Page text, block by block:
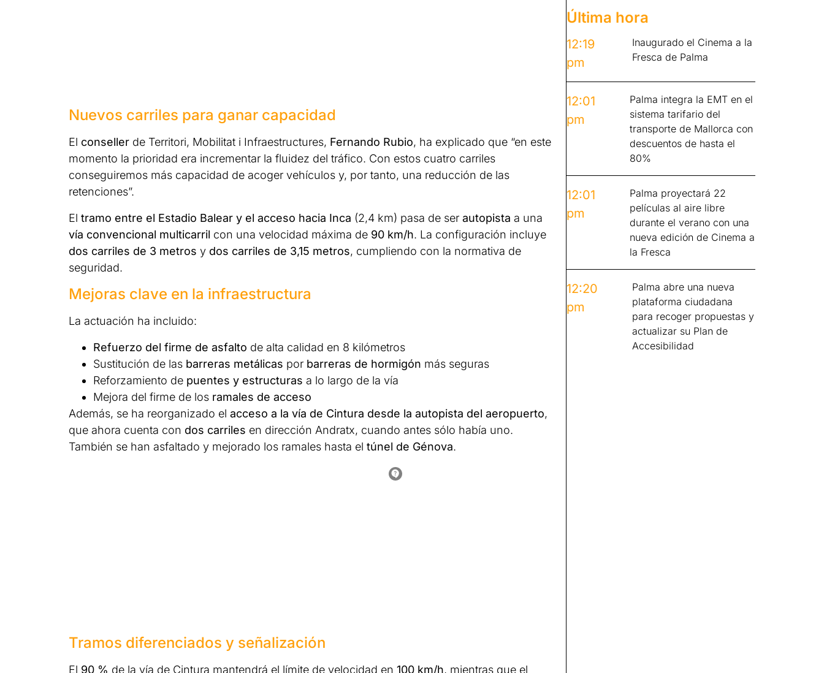
Nuevos carriles para ganar capacidad
El conseller de Territori, Mobilitat i Infraestructures, Fernando Rubio, ha explicado que “en este
momento la prioridad era incrementar la fluidez del tráfico. Con estos cuatro carriles
conseguiremos más capacidad de acoger vehículos y, por tanto, una reducción de las
retenciones”.
El tramo entre el Estadio Balear y el acceso hacia Inca (2,4 km) pasa de ser autopista a una
vía convencional multicarril con una velocidad máxima de 90 km/h. La configuración incluye
dos carriles de 3 metros y dos carriles de 3,15 metros, cumpliendo con la normativa de
seguridad.
Mejoras clave en la infraestructura
La actuación ha incluido:
Refuerzo del firme de asfalto de alta calidad en 8 kilómetros
Sustitución de las barreras metálicas por barreras de hormigón más seguras
Reforzamiento de puentes y estructuras a lo largo de la vía
Mejora del firme de los ramales de acceso
Además, se ha reorganizado el acceso a la vía de Cintura desde la autopista del aeropuerto,
que ahora cuenta con dos carriles en dirección Andratx, cuando antes sólo había uno.
También se han asfaltado y mejorado los ramales hasta el túnel de Génova.
Tramos diferenciados y señalización
El 90 % de la vía de Cintura mantendrá el límite de velocidad en 100 km/h, mientras que el
Última hora
12:19
pm
Inaugurado el Cinema a la
Fresca de Palma
12:01
pm
Palma integra la EMT en el
sistema tarifario del
transporte de Mallorca con
descuentos de hasta el
80%
12:01
pm
Palma proyectará 22
películas al aire libre
durante el verano con una
nueva edición de Cinema a
la Fresca
12:20
pm
Palma abre una nueva
plataforma ciudadana
para recoger propuestas y
actualizar su Plan de
Accesibilidad